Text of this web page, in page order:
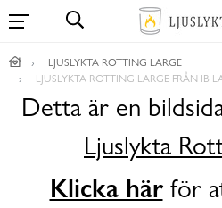
LJUSLYKTA ROTTING LARGE
LJUSLYKTA ROTTING LARGE FRÅN IB
Detta är en
Ljuslykta
Klicka härför